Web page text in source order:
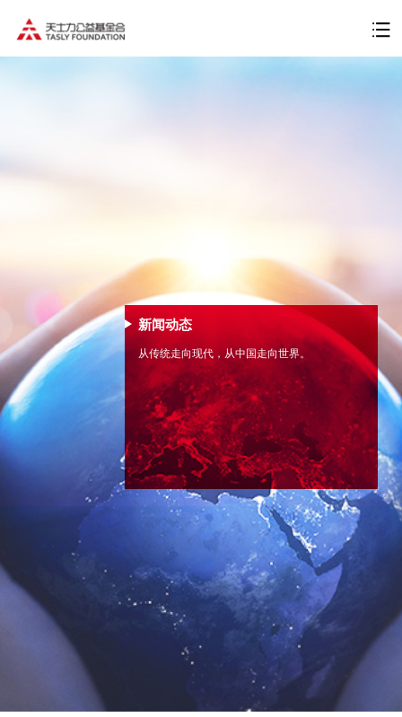
新闻动态
从传统走向现代，从中国走向世界。